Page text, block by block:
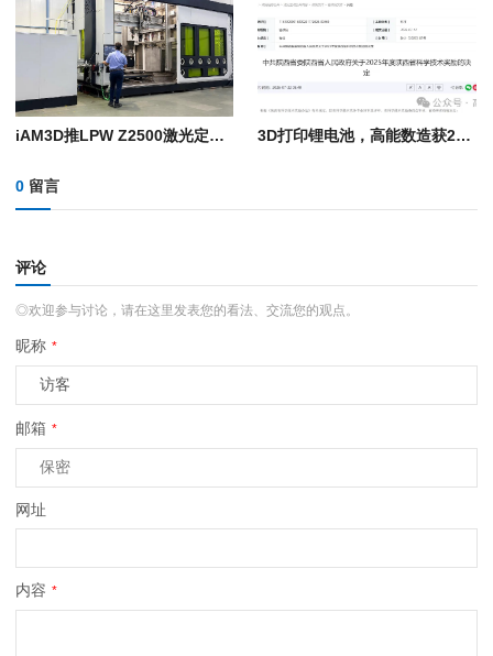
iAM3D推LPW Z2500激光定向能量沉积系统：8轴双模激光沉积系统，构建体积2米级 3D打印锂电池，高能数造获2025年度陕西省科学技术奖
0 留言
评论
◎欢迎参与讨论，请在这里发表您的看法、交流您的观点。
昵称 *
邮箱 *
网址
内容 *